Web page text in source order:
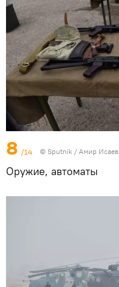
8 /14 © Sputnik / Амир Исаев
Оружие, автоматы